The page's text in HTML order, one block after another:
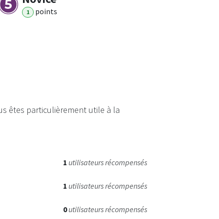
1 points
êtes particulièrement utile à la
1 utilisateurs récompensés
1 utilisateurs récompensés
0 utilisateurs récompensés